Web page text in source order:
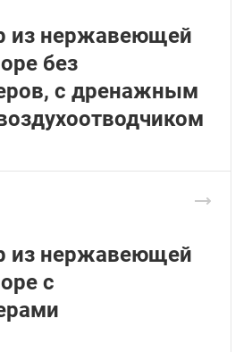
из нержавеющей
без
c дренажным
из нержавеющей
с